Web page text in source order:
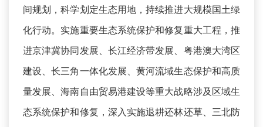
间规划，科学划定生态用地，持续推进大规模国土绿
化行动。实施重要生态系统保护和修复重大工程，推
进京津冀协同发展、长江经济带发展、粤港澳大湾区
建设、长三角一体化发展、黄河流域生态保护和高质
量发展、海南自由贸易港建设等重大战略涉及区域生
态系统保护和修复，深入实施退耕还林还草、三北防